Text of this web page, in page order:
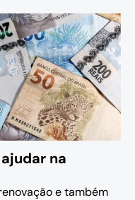
na
e também